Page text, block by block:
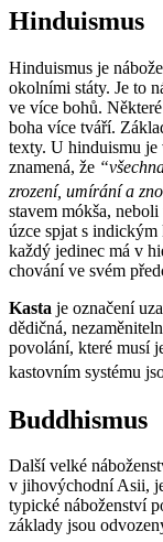
Hinduismus
Hinduismus je
okolními státy. Je to
ve více bohů.
boha více tváří.
texty. U hinduismu je
znamená, že
zrození, umírání a
stavem mókša,
úzce spjat s
každý jedinec má v
chování ve svém
Kasta je označení
dědičná,
povolání, které musí
kastovním systému
Buddhismus
Další velké
v jihovýchodní Asii,
typické náboženství
základy jsou